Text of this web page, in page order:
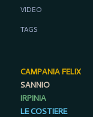
VIDEO
TAGS
CAMPANIA FELIX
SANNIO
IRPINIA
LE COSTIERE